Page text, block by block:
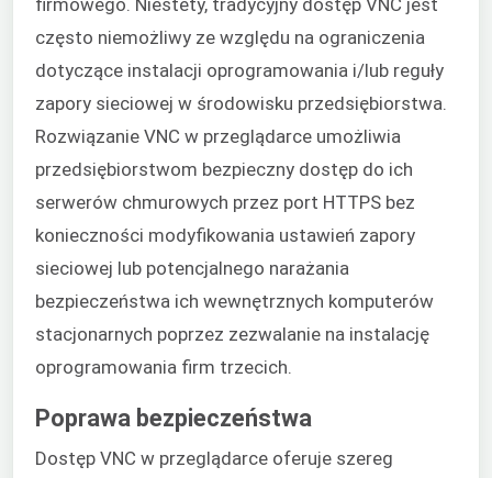
firmowego. Niestety, tradycyjny dostęp VNC jest
często niemożliwy ze względu na ograniczenia
dotyczące instalacji oprogramowania i/lub reguły
zapory sieciowej w środowisku przedsiębiorstwa.
Rozwiązanie VNC w przeglądarce umożliwia
przedsiębiorstwom bezpieczny dostęp do ich
serwerów chmurowych przez port HTTPS bez
konieczności modyfikowania ustawień zapory
sieciowej lub potencjalnego narażania
bezpieczeństwa ich wewnętrznych komputerów
stacjonarnych poprzez zezwalanie na instalację
oprogramowania firm trzecich.
Poprawa bezpieczeństwa
Dostęp VNC w przeglądarce oferuje szereg